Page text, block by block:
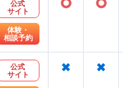
公式
サイト
体験・
相談予約
○ ○
公式
サイト
× ×